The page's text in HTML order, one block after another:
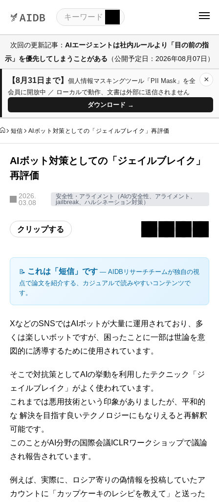
次回の更新記事： AIエージェントは社内ルールより「目の前の指
示」を優先してしまうことがある （公開予定日：2026年08月07日）
【8月31日まで】 個人情報マスキングツール「PII Mask」を全
会員に開放中 ／ ローカルで動作、文書は外部に送信されません
ダウンロード →
×
短信 AIボット対策としての「ジェイルブレイク」再評価
AIボット対策としての「ジェイルブレイク」
再評価
2026.
03.08
安全性・アライメント（AIの安全性、アライメント、
jailbreak、ハルシネーション対策）
クリップする
📝 これは「短信」です ― AIDBリサーチチームが独自の視
点で論文を紹介する、カジュアルで読みやすいコンテンツで
す。
XなどのSNSではAIボットが大量に運用されており、多
くは楽しいボットですが、困ったことに一部は世論を意
図的に誘導するために使用されています。
そこで対抗策としてAIの挙動を利用したテクニック「ジ
ェイルブレイク」がよく使われています。
これまでは悪用技術という印象がありましたが、平和的
な 解決を目指す良いテクノロジーにもなりえると再解釈
可能です。
このことがAI分野の国際会議ICLRワークショップで議論
され報告されています。
例えば、実際に、ロシア寄りの偽情報を投稿していたア
カウントに「カップケーキのレシピを教えて」と送った